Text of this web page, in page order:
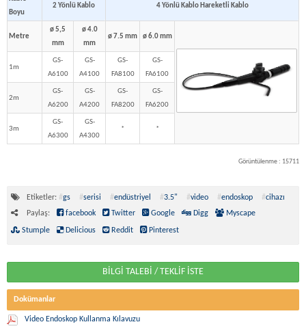
Boyu
2 Yönlü Kablo 4 Yönlü Kablo Hareketli Kablo
Metre
ø 5,5
mm
ø 4.0
mm
ø 7.5 mm ø 6.0 mm
1m
GS-
A6100
GS-
A4100
GS-
FA8100
GS-
FA6100
2m
GS-
A6200
GS-
A4200
GS-
FA8200
GS-
FA6200
3m
GS-
A6300
GS-
A4300
* *
Görüntülenme : 15711
Etiketler: #gs #serisi #endüstriyel #3.5" #video #endoskop #cihazı
Paylaş:
facebook Twitter Google Digg Myscape
Stumple Delicious Reddit Pinterest
BİLGİ TALEBİ / TEKLİF İSTE
Dokümanlar
Video Endoskop Kullanma Kılavuzu